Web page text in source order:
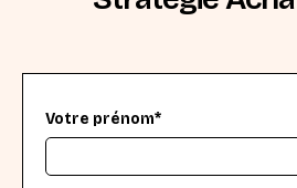
Votre prénom*